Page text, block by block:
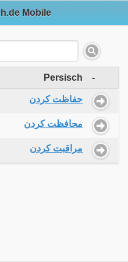
Mobile
Persisch -
حفاظت کردن
محافظت کردن
مراقبت کردن